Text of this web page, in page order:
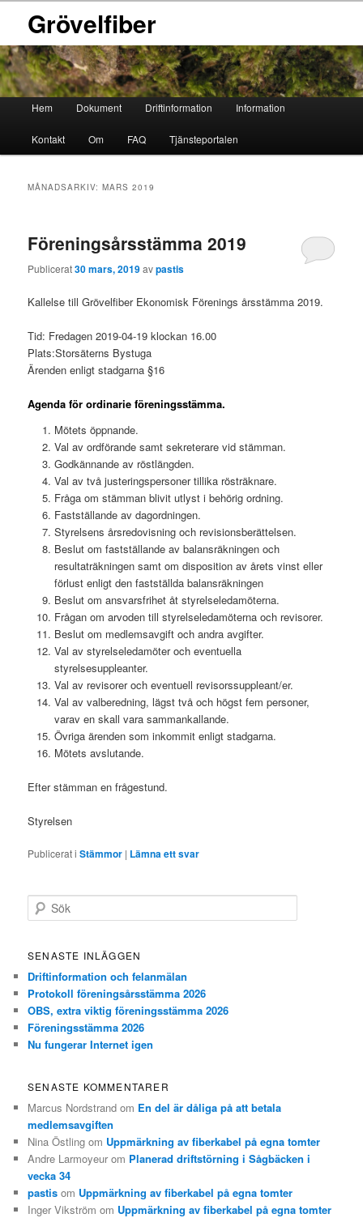
Grövelfiber
Huvudmeny
Hoppa
till
Hoppa
till
Hem Dokument Driftinformation Information
Kontakt Om FAQ Tjänsteportalen
MÅNADSARKIV:MARS 2019
Föreningsårsstämma 2019
Publicerat30 mars, 2019avpastis
Kallelse till Grövelfiber Ekonomisk Förenings årsstämma 2019.
Tid: Fredagen 2019-04-19 klockan 16.00
Plats:Storsäterns Bystuga
Ärenden enligt stadgarna §16
Agenda för ordinarie föreningsstämma.
Mötets öppnande.
Val av ordförande samt sekreterare vid stämman.
Godkännande av röstlängden.
Val av två justeringspersoner tillika rösträknare.
Fråga om stämman blivit utlyst i behörig ordning.
Fastställande av dagordningen.
Styrelsens årsredovisning och revisionsberättelsen.
Beslut om fastställande av balansräkningen och
resultaträkningen samt om disposition av årets vinst eller
förlust enligt den fastställda balansräkningen
Beslut om ansvarsfrihet åt styrelseledamöterna.
Frågan om arvoden till styrelseledamöterna och revisorer.
Beslut om medlemsavgift och andra avgifter.
Val av styrelseledamöter och eventuella
styrelsesuppleanter.
Val av revisorer och eventuell revisorssuppleant/er.
Val av valberedning, lägst två och högst fem personer,
varav en skall vara sammankallande.
Övriga ärenden som inkommit enligt stadgarna.
Mötets avslutande.
Efter stämman en frågestund.
Styrelsen
Publicerat i Stämmor | Lämna ett svar
ö
SENASTE INLÄGGEN
Driftinformation och felanmälan
Protokoll föreningsårsstämma 2026
OBS, extra viktig föreningsstämma 2026
Föreningsstämma 2026
Nu fungerar Internet igen
SENASTE KOMMENTARER
Marcus Nordstrand om En del är dåliga på att betala
medlemsavgiften
Nina Östling om Uppmärkning av fiberkabel på egna tomter
Andre Larmoyeur om Planerad driftstörning i Sågbäcken i
vecka 34
pastis om Uppmärkning av fiberkabel på egna tomter
Inger Vikström om Uppmärkning av fiberkabel på egna tomter